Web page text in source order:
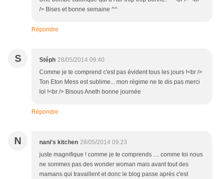
/> Bises et bonne semaine ^^
Répondre
S Stéph 28/05/2014 09:40
Comme je te comprend c'est pas évident tous les jours !<br />
Ton Eton Mess est sublime... mon régime ne te dis pas merci
lol !<br /> Bisous Aneth bonne journée
Répondre
N nani's kitchen 28/05/2014 09:23
juste magnifique ! comme je te comprends .... comme toi nous
ne sommes pas des wonder woman mais avant tout des
mamans qui travaillent et donc le blog passe après c'est